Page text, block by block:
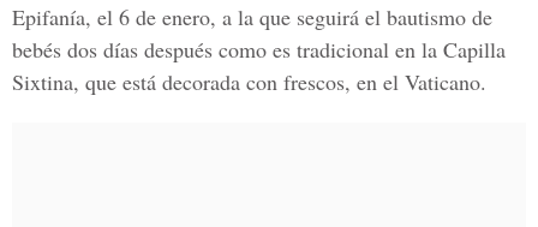
Epifanía, el 6 de enero, a la que seguirá el bautismo de
bebés dos días después como es tradicional en la Capilla
Sixtina, que está decorada con frescos, en el Vaticano.